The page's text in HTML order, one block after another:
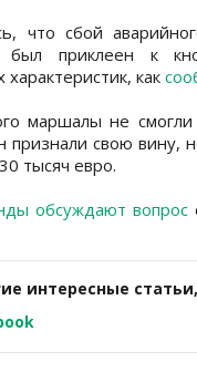
что сбой
был приклеен к
как
маршалы не
признали свою вину,
тысяч евро.
обсуждают вопрос
интересные